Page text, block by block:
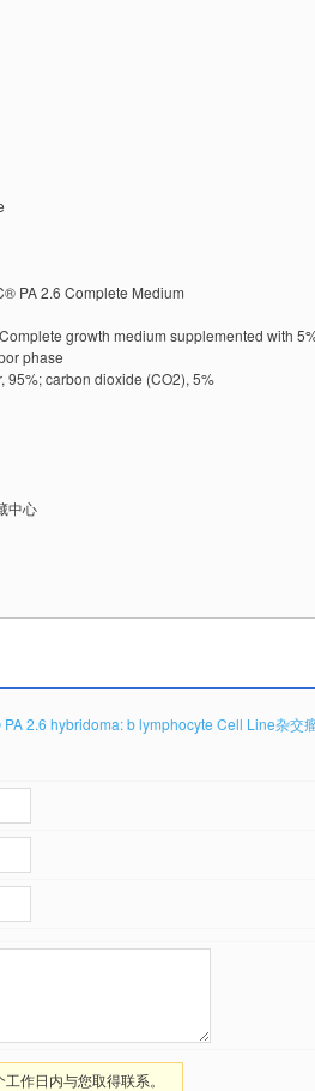
PA 2.6 Complete Medium
growth medium supplemented with
phase
95%; carbon dioxide (CO2), 5%
中心
PA 2.6 hybridoma: b lymphocyte Cell Line杂交
作日内与您取得联系。